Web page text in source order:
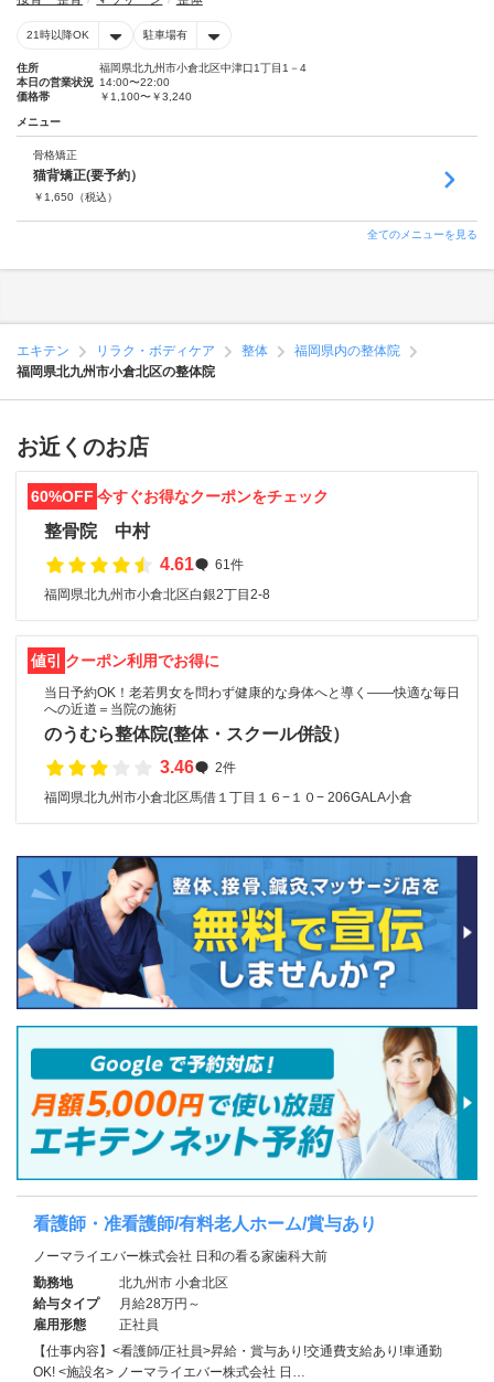
21時以降OK 駐車場有
住所
福岡県北九州市小倉北区中津口1丁目1－4
本日の営業状況 14:00〜22:00
価格帯
￥1,100〜￥3,240
メニュー
骨格矯正
猫背矯正(要予約）
￥ 1,650 （税込）
全てのメニューを見る
エキテン リラク・ボディケア 整体
福岡県内の整体院
福岡県北九州市小倉北区の整体院
お近くのお店
60%OFF 今すぐお得なクーポンをチェック
整骨院 中村
4.61
61件
福岡県北九州市小倉北区白銀2丁目2-8
値引 クーポン利用でお得に
当日予約OK！老若男女を問わず健康的な身体へと導く――快適な毎日
への近道＝当院の施術
のうむら整体院(整体・スクール併設）
3.46
2件
福岡県北九州市小倉北区馬借１丁目１６−１０− 206GALA小倉
看護師・准看護師/有料老人ホーム/賞与あり
ノーマライエバー株式会社 日和の看る家歯科大前
勤務地
北九州市 小倉北区
給与タイプ
月給28万円～
雇用形態
正社員
【仕事内容】<看護師/正社員>昇給・賞与あり!交通費支給あり!車通勤
OK! <施設名> ノーマライエバー株式会社 日…